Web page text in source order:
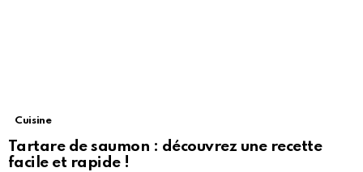
Cuisine
Tartare de saumon : découvrez une recette
facile et rapide !